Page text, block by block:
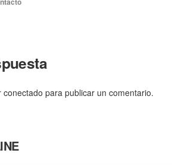
conectado para publicar un comentario.